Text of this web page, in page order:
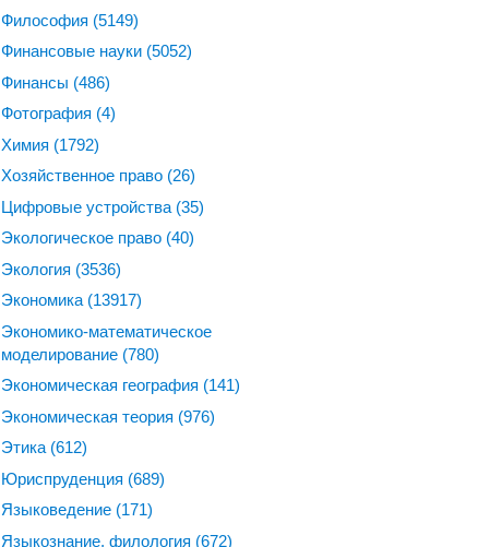
Философия (5149)
Финансовые науки (5052)
Финансы (486)
Фотография (4)
Химия (1792)
Хозяйственное право (26)
Цифровые устройства (35)
Экологическое право (40)
Экология (3536)
Экономика (13917)
Экономико-математическое
моделирование (780)
Экономическая география (141)
Экономическая теория (976)
Этика (612)
Юриспруденция (689)
Языковедение (171)
Языкознание, филология (672)